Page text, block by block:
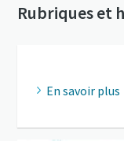
Rubriques et
En savoir plus